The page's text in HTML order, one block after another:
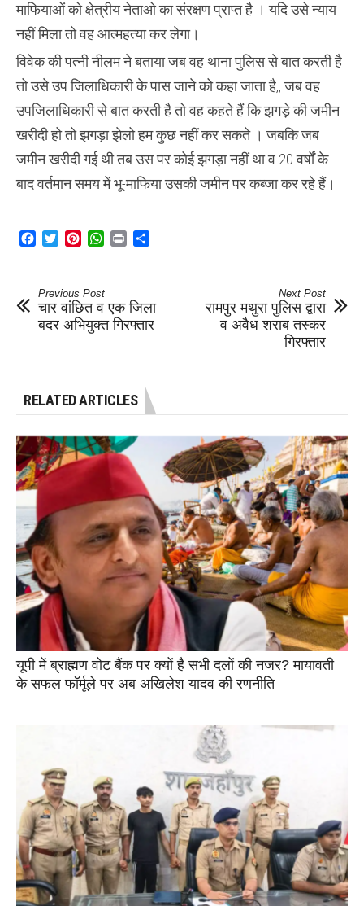
माफियाओं को क्षेत्रीय नेताओ का संरक्षण प्राप्त है । यदि उसे न्याय
नहीं मिला तो वह आत्महत्या कर लेगा।
विवेक की पत्नी नीलम ने बताया जब वह थाना पुलिस से बात करती है
तो उसे उप जिलाधिकारी के पास जाने को कहा जाता है,, जब वह
उपजिलाधिकारी से बात करती है तो वह कहते हैं कि झगड़े की जमीन
खरीदी हो तो झगड़ा झेलो हम कुछ नहीं कर सकते । जबकि जब
जमीन खरीदी गई थी तब उस पर कोई झगड़ा नहीं था व 20 वर्षों के
बाद वर्तमान समय में भू-माफिया उसकी जमीन पर कब्जा कर रहे हैं।
Facebook
TwitterPinterestWhatsApp
Print
Previous Post
चार वांछित व एक जिला
बदर अभियुक्त गिरफ्तार
Next Post
रामपुर मथुरा पुलिस द्वारा
व अवैध शराब तस्कर
गिरफ्तार
RELATED ARTICLES
यूपी में ब्राह्मण वोट बैंक पर क्यों है सभी दलों की नजर? मायावती
के सफल फॉर्मूले पर अब अखिलेश यादव की रणनीति